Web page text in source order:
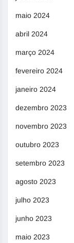
maio 2024
abril 2024
março 2024
fevereiro 2024
janeiro 2024
dezembro 2023
novembro 2023
outubro 2023
setembro 2023
agosto 2023
julho 2023
junho 2023
maio 2023